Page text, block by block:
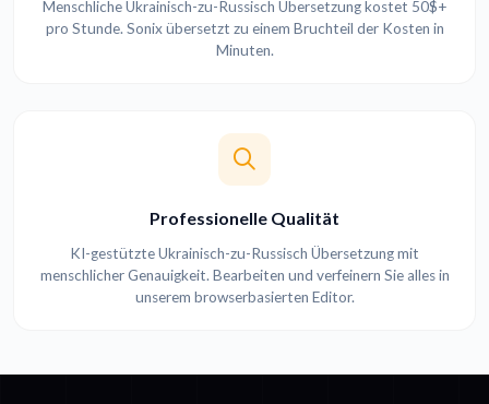
Menschliche Ukrainisch-zu-Russisch Übersetzung kostet 50$+
pro Stunde. Sonix übersetzt zu einem Bruchteil der Kosten in
Minuten.
Professionelle Qualität
KI-gestützte Ukrainisch-zu-Russisch Übersetzung mit
menschlicher Genauigkeit. Bearbeiten und verfeinern Sie alles in
unserem browserbasierten Editor.